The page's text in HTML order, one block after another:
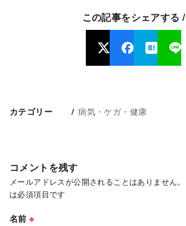
この記事をシェアする /
カテゴリー 病気・ケガ・健康
コメントを残す
メールアドレスが公開されることはありません。
は必須項目です
名前※